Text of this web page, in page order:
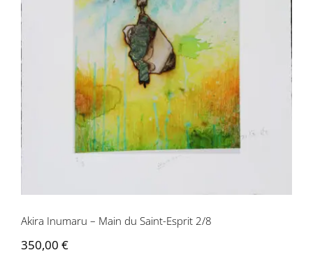
2/8
Akira Inumaru – Main du Saint-Esprit 2/8
350,00 €